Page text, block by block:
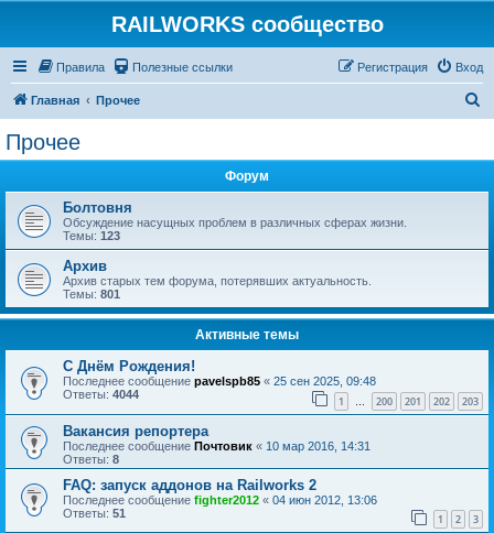
RAILWORKS сообщество
Правила Полезные ссылки Вход
Регистрация
Главная Прочее
Прочее
Форум
Болтовня
Обсуждение насущных проблем в различных сферах жизни.
Темы: 123
Архив
Архив старых тем форума, потерявших актуальность.
Темы: 801
Активные темы
C Днём Рождения!
Последнее сообщение pavelspb85 « 25 сен 2025, 09:48
Ответы: 4044 1 … 200 201 202 203
Вакансия репортера
Последнее сообщение Почтовик « 10 мар 2016, 14:31
Ответы: 8
FAQ: запуск аддонов на Railworks 2
Последнее сообщение fighter2012 « 04 июн 2012, 13:06
Ответы: 51 1 2 3